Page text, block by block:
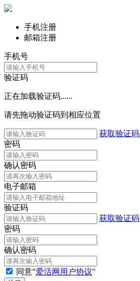
手机注册
邮箱注册
手机号
验证码
正在加载验证码......
请先拖动验证码到相应位置
获取验证码
密码
确认密码
电子邮箱
验证码
获取验证码
密码
确认密码
同意"爱活网用户协议"